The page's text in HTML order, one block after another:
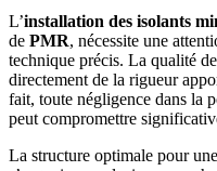
L’installation des isolants
de PMR, nécessite une
technique précis. La qualité
directement de la rigueur
fait, toute négligence dans la
peut compromettre
La structure optimale pour une